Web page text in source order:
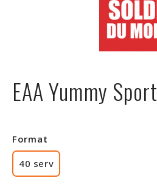
EAA Yummy Sport
Format
40 serv